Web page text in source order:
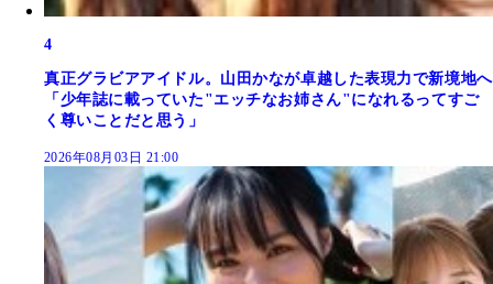
4
真正グラビアアイドル。山田かなが卓越した表現力で新境地へ
「少年誌に載っていた"エッチなお姉さん"になれるってすご
く尊いことだと思う」
2026年08月03日 21:00